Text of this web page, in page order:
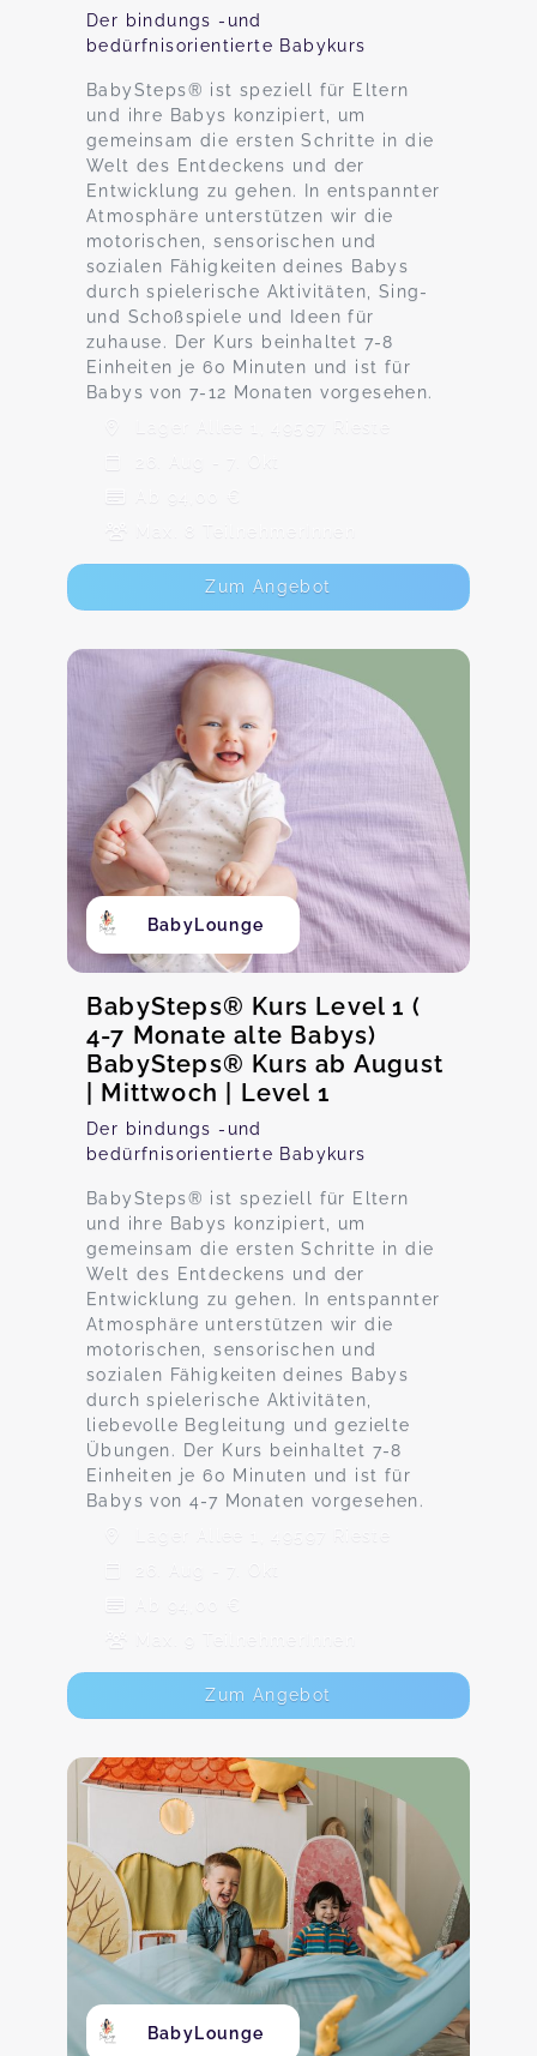
Der bindungs -und
bedürfnisorientierte Babykurs
BabySteps® ist speziell für Eltern
und ihre Babys konzipiert, um
gemeinsam die ersten Schritte in die
Welt des Entdeckens und der
Entwicklung zu gehen. In entspannter
Atmosphäre unterstützen wir die
motorischen, sensorischen und
sozialen Fähigkeiten deines Babys
durch spielerische Aktivitäten, Sing-
und Schoßspiele und Ideen für
zuhause. Der Kurs beinhaltet 7-8
Einheiten je 60 Minuten und ist für
Babys von 7-12 Monaten vorgesehen.
Lager Allee 1, 49597 Rieste
26. Aug - 7. Okt
Ab 94,00 €
Max. 8 TeilnehmerInnen
Zum Angebot
BabyLounge
BabySteps® Kurs Level 1 (
4-7 Monate alte Babys)
BabySteps® Kurs ab August
| Mittwoch | Level 1
Der bindungs -und
bedürfnisorientierte Babykurs
BabySteps® ist speziell für Eltern
und ihre Babys konzipiert, um
gemeinsam die ersten Schritte in die
Welt des Entdeckens und der
Entwicklung zu gehen. In entspannter
Atmosphäre unterstützen wir die
motorischen, sensorischen und
sozialen Fähigkeiten deines Babys
durch spielerische Aktivitäten,
liebevolle Begleitung und gezielte
Übungen. Der Kurs beinhaltet 7-8
Einheiten je 60 Minuten und ist für
Babys von 4-7 Monaten vorgesehen.
Lager Allee 1, 49597 Rieste
26. Aug - 7. Okt
Ab 94,00 €
Max. 9 TeilnehmerInnen
Zum Angebot
BabyLounge